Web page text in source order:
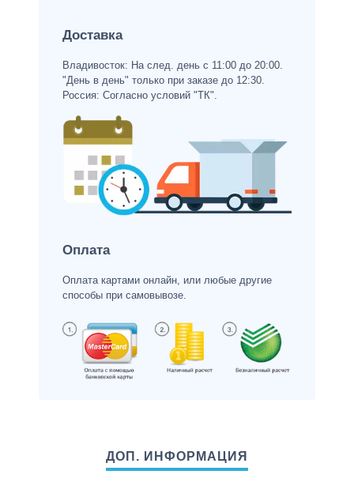
Доставка
Владивосток: На след. день с 11:00 до 20:00.
"День в день" только при заказе до 12:30.
Россия: Согласно условий "ТК".
Оплата
Оплата картами онлайн, или любые другие
способы при самовывозе.